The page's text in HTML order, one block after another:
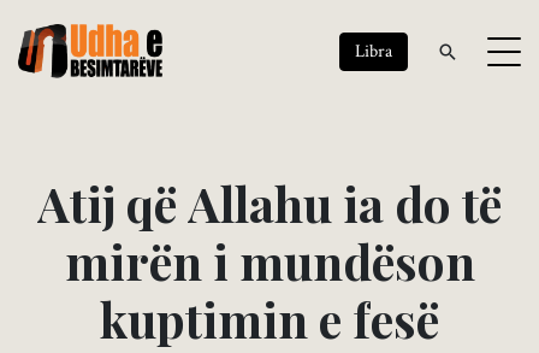
Libra
Atij qëAllahu ia do të
mirën i mundëson
kuptimin e fesë